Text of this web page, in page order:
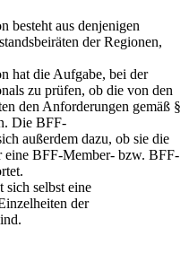
besteht aus denjenigen
der Regionen,
hat die Aufgabe, bei der
zu prüfen, ob die von den
den Anforderungen gemäß §
Die BFF-
außerdem dazu, ob sie die
BFF-Member- bzw. BFF-
selbst eine
der